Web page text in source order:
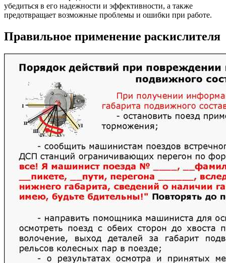
убедиться в его надежности и эффективности, а также
предотвращает возможные проблемы и ошибки при работе.
Правильное применение раскислителя